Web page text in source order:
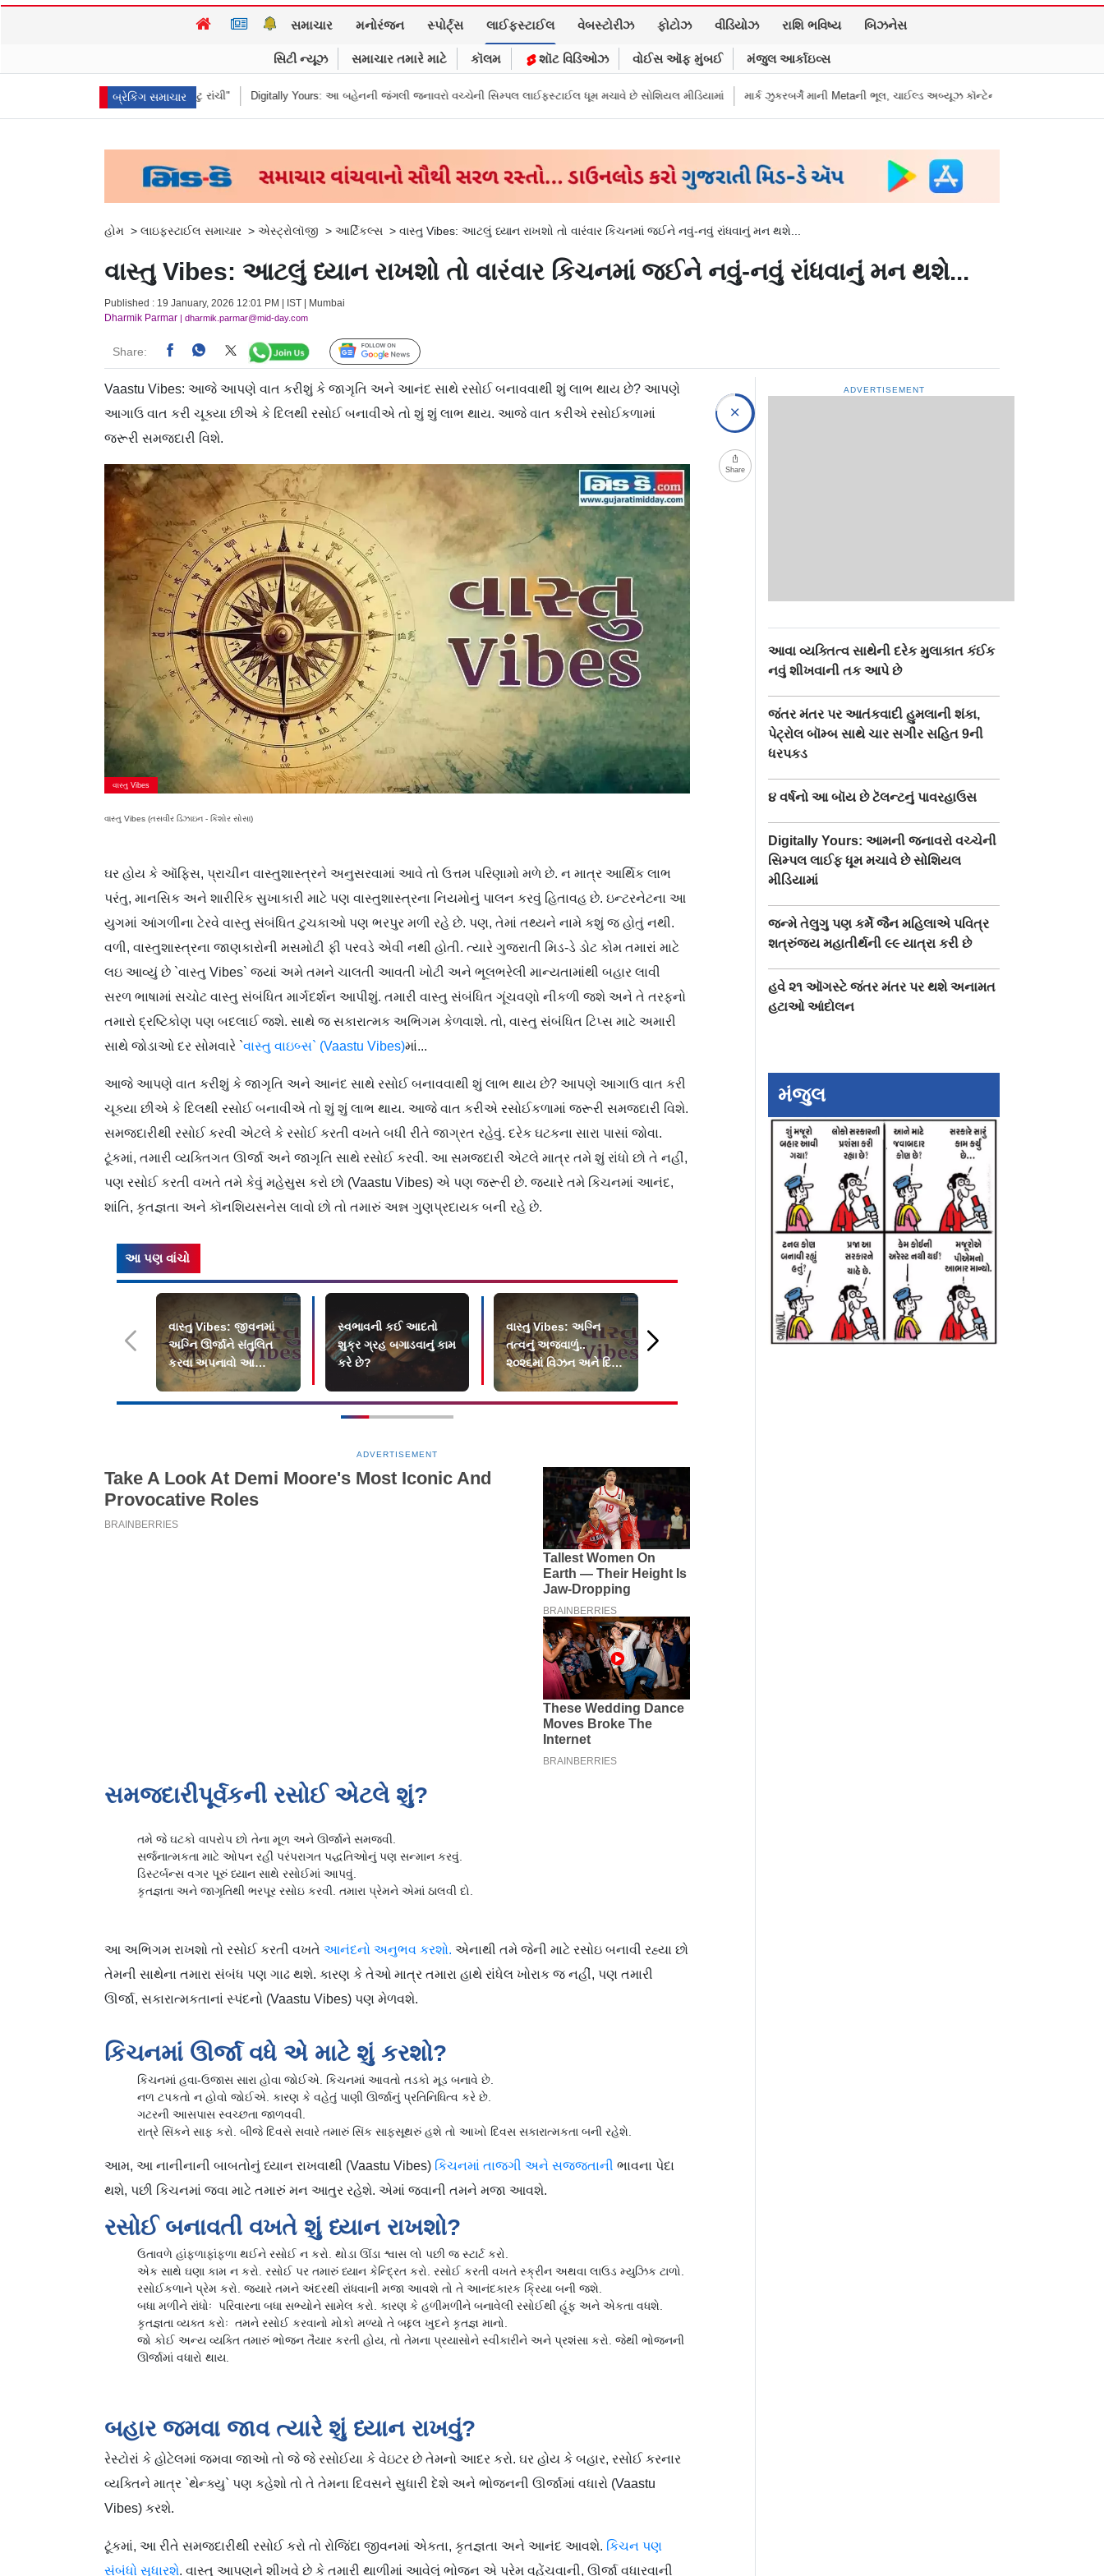
સમાચાર મનોરંજન સ્પોર્ટ્સ લાઈફસ્ટાઈલ વેબસ્ટોરીઝ ફોટોઝ વીડિયોઝ રાશિ ભવિષ્ય બિઝનેસ
સિટી ન્યૂઝ સમાચાર તમારે માટે કૉલમ શૉટ વિડિઓઝ વોઈસ ઑફ મુંબઈ મંજુલ આર્કાઇવ્સ
બ્રેકિંગ સમાચાર
કહ્યું "હબીબી, કમ ટુ રાંચી" Digitally Yours: આ બહેનની જંગલી જનાવરો વચ્ચેની સિમ્પલ લાઈફસ્ટાઈલ ધૂમ મચાવે છે સોશિયલ મીડિયામાં માર્ક ઝુકરબર્ગે માની Metaની ભૂલ, ચાઈલ્ડ અબ્યૂઝ કૉન્ટેન્ટ અને ડીપફેક પર માગી માફી
હોમ > લાઇફસ્ટાઈલ સમાચાર > એસ્ટ્રોલૉજી > આર્ટિકલ્સ > વાસ્તુ Vibes: આટલું ધ્યાન રાખશો તો વારંવાર કિચનમાં જઈને નવું-નવું રાંધવાનું મન થશે...
વાસ્તુ Vibes: આટલું ધ્યાન રાખશો તો વારંવાર કિચનમાં જઈને નવું-નવું રાંધવાનું મન થશે...
Published : 19 January, 2026 12:01 PM | IST | Mumbai
Dharmik Parmar | dharmik.parmar@mid-day.com
Share: Follow Us
Vaastu Vibes: આજે આપણે વાત કરીશું કે જાગૃતિ અને આનંદ સાથે રસોઈ બનાવવાથી શું લાભ થાય છે? આપણે
આગાઉ વાત કરી ચૂક્યા છીએ કે દિલથી રસોઈ બનાવીએ તો શું શું લાભ થાય. આજે વાત કરીએ રસોઈકળામાં
જરૂરી સમજદારી વિશે.
વાસ્તુ Vibes
વાસ્તુ Vibes (તસવીર ડિઝાઇન - કિશોર સોસા)
ઘર હોય કે ઑફિસ, પ્રાચીન વાસ્તુશાસ્ત્રને અનુસરવામાં આવે તો ઉત્તમ પરિણામો મળે છે. ન માત્ર આર્થિક લાભ
પરંતુ, માનસિક અને શારીરિક સુખાકારી માટે પણ વાસ્તુશાસ્ત્રના નિયમોનું પાલન કરવું હિતાવહ છે. ઇન્ટરનેટના આ
યુગમાં આંગળીના ટેરવે વાસ્તુ સંબંધિત ટુચકાઓ પણ ભરપુર મળી રહે છે. પણ, તેમાં તથ્યને નામે કશું જ હોતું નથી.
વળી, વાસ્તુશાસ્ત્રના જાણકારોની મસમોટી ફી પરવડે એવી નથી હોતી. ત્યારે ગુજરાતી મિડ-ડે ડોટ કોમ તમારાં માટે
લઇ આવ્યું છે `વાસ્તુ Vibes` જ્યાં અમે તમને ચાલતી આવતી ખોટી અને ભૂલભરેલી માન્યતામાંથી બહાર લાવી
સરળ ભાષામાં સચોટ વાસ્તુ સંબંધિત માર્ગદર્શન આપીશું. તમારી વાસ્તુ સંબંધિત ગૂંચવણો નીકળી જશે અને તે તરફનો
તમારો દ્રષ્ટિકોણ પણ બદલાઈ જશે. સાથે જ સકારાત્મક અભિગમ કેળવાશે. તો, વાસ્તુ સંબંધિત ટિપ્સ માટે અમારી
સાથે જોડાઓ દર સોમવારે `વાસ્તુ વાઇબ્સ` (Vaastu Vibes)માં...
આજે આપણે વાત કરીશું કે જાગૃતિ અને આનંદ સાથે રસોઈ બનાવવાથી શું લાભ થાય છે? આપણે આગાઉ વાત કરી
ચૂક્યા છીએ કે દિલથી રસોઈ બનાવીએ તો શું શું લાભ થાય. આજે વાત કરીએ રસોઈકળામાં જરૂરી સમજદારી વિશે.
સમજદારીથી રસોઈ કરવી એટલે કે રસોઈ કરતી વખતે બધી રીતે જાગ્રત રહેવું. દરેક ઘટકના સારા પાસાં જોવા.
ટૂંકમાં, તમારી વ્યક્તિગત ઊર્જા અને જાગૃતિ સાથે રસોઈ કરવી. આ સમજદારી એટલે માત્ર તમે શું રાંધો છો તે નહીં,
પણ રસોઈ કરતી વખતે તમે કેવું મહેસુસ કરો છો (Vaastu Vibes) એ પણ જરૂરી છે. જ્યારે તમે કિચનમાં આનંદ,
શાંતિ, કૃતજ્ઞતા અને કૉનશિયસનેસ લાવો છો તો તમારું અન્ન ગુણપ્રદાયક બની રહે છે.
આ પણ વાંચો
વાસ્તુ Vibes: જીવનમાં
અગ્નિ ઊર્જાને સંતુલિત
કરવા અપનાવો આ
પ્રેક્ટિલ રીત
સ્વભાવની કઈ આદતો
શુક્ર ગ્રહ બગાડવાનું કામ
કરે છે?
વાસ્તુ Vibes: અગ્નિ
તત્વનું અજવાળું..
૨૦૨૬માં વિઝન અને દિશા
બતાવતી ઊર્જા
ઘર કે ઓફિસમાં પાણીને
રાખવાની યોગ્ય જગ્યા
Vaastu Vibes:
ઇન્ડસ્ટ્રીમાં રેઇન વૉટર
ADVERTISEMENT
સમજદારીપૂર્વકની રસોઈ એટલે શું?
તમે જે ઘટકો વાપરોપ છો તેના મૂળ અને ઊર્જાને સમજવી.
સર્જનાત્મકતા માટે ઓપન રહી પરંપરાગત પદ્ધતિઓનું પણ સન્માન કરવું.
ડિસ્ટર્બન્સ વગર પૂરું ધ્યાન સાથે રસોઈમાં આપવું.
કૃતજ્ઞતા અને જાગૃતિથી ભરપૂર રસોઇ કરવી. તમારા પ્રેમને એમાં ઠાલવી દો.
આ અભિગમ રાખશો તો રસોઈ કરતી વખતે આનંદનો અનુભવ કરશો. એનાથી તમે જેની માટે રસોઇ બનાવી રહ્યા છો
તેમની સાથેના તમારા સંબંધ પણ ગાઢ થશે. કારણ કે તેઓ માત્ર તમારા હાથે રાંધેલ ખોરાક જ નહીં, પણ તમારી
ઊર્જા, સકારાત્મકતાનાં સ્પંદનો (Vaastu Vibes) પણ મેળવશે.
કિચનમાં ઊર્જા વધે એ માટે શું કરશો?
કિચનમાં હવા-ઉજાસ સારા હોવા જોઈએ. કિચનમાં આવતો તડકો મૂડ બનાવે છે.
નળ ટપકતો ન હોવો જોઈએ. કારણ કે વહેતું પાણી ઊર્જાનું પ્રતિનિધિત્વ કરે છે.
ગટરની આસપાસ સ્વચ્છતા જાળવવી.
રાત્રે સિંકને સાફ કરો. બીજે દિવસે સવારે તમારું સિંક સાફસૂથરું હશે તો આખો દિવસ સકારાત્મકતા બની રહેશે.
આમ, આ નાનીનાની બાબતોનું ધ્યાન રાખવાથી (Vaastu Vibes) કિચનમાં તાજગી અને સજ્જતાની ભાવના પેદા
થશે, પછી કિચનમાં જવા માટે તમારું મન આતુર રહેશે. એમાં જવાની તમને મજા આવશે.
રસોઈ બનાવતી વખતે શું ધ્યાન રાખશો?
ઉતાવળે હાંફળાફાંફળા થઈને રસોઈ ન કરો. થોડા ઊંડા શ્વાસ લો પછી જ સ્ટાર્ટ કરો.
એક સાથે ઘણા કામ ન કરો. રસોઈ પર તમારું ધ્યાન કેન્દ્રિત કરો. રસોઈ કરતી વખતે સ્ક્રીન અથવા લાઉડ મ્યુઝિક ટાળો.
રસોઈકળાને પ્રેમ કરો. જ્યારે તમને અંદરથી રાંધવાની મજા આવશે તો તે આનંદકારક ક્રિયા બની જશે.
બધા મળીને રાંધોઃ પરિવારના બધા સભ્યોને સામેલ કરો. કારણ કે હળીમળીને બનાવેલી રસોઈથી હૂંફ અને એકતા વધશે.
કૃતજ્ઞતા વ્યક્ત કરોઃ તમને રસોઈ કરવાનો મોકો મળ્યો તે બદ્દલ ખુદને કૃતજ્ઞ માનો.
જો કોઈ અન્ય વ્યક્તિ તમારું ભોજન તૈયાર કરતી હોય, તો તેમના પ્રયાસોને સ્વીકારીને અને પ્રશંસા કરો. જેથી ભોજનની
ઊર્જામાં વધારો થાય.
બહાર જમવા જાવ ત્યારે શું ધ્યાન રાખવું?
રેસ્ટોરાં કે હોટેલમાં જમવા જાઓ તો જે જે રસોઈયા કે વેઇટર છે તેમનો આદર કરો. ઘર હોય કે બહાર, રસોઈ કરનાર
વ્યક્તિને માત્ર `થેન્ક્યુ` પણ કહેશો તો તે તેમના દિવસને સુધારી દેશે અને ભોજનની ઊર્જામાં વધારો (Vaastu
Vibes) કરશે.
ટૂંકમાં, આ રીતે સમજદારીથી રસોઈ કરો તો રોજિંદા જીવનમાં એકતા, કૃતજ્ઞતા અને આનંદ આવશે. કિચન પણ
સંબંધો સુધારશે. વાસ્તુ આપણને શીખવે છે કે તમારી થાળીમાં આવેલું ભોજન એ પ્રેમ વહેંચવાની, ઊર્જા વધારવાની
Share
ADVERTISEMENT
આવા વ્યક્તિત્વ સાથેની દરેક મુલાકાત કંઈક
નવું શીખવાની તક આપે છે
જંતર મંતર પર આતંકવાદી હુમલાની શંકા,
પેટ્રોલ બૉમ્બ સાથે ચાર સગીર સહિત 9ની
ધરપકડ
૪ વર્ષનો આ બૉય છે ટૅલન્ટનું પાવરહાઉસ
Digitally Yours: આમની જનાવરો વચ્ચેની
સિમ્પલ લાઈફ ધૂમ મચાવે છે સોશિયલ
મીડિયામાં
જન્મે તેલુગુ પણ કર્મે જૈન મહિલાએ પવિત્ર
શત્રુંજય મહાતીર્થની ૯૯ યાત્રા કરી છે
હવે ૨૧ ઑગસ્ટે જંતર મંતર પર થશે અનામત
હટાઓ આંદોલન
મંજુલ